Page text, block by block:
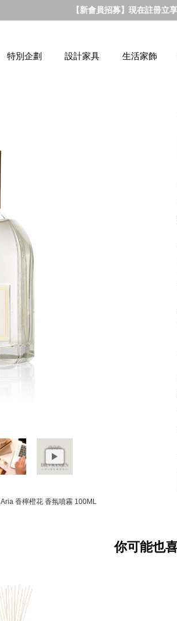
【新會員招募】現在註冊立
特別企劃 設計家具 生活家飾
Aria 香檸橙花 香氛噴霧 100ML
你可能也